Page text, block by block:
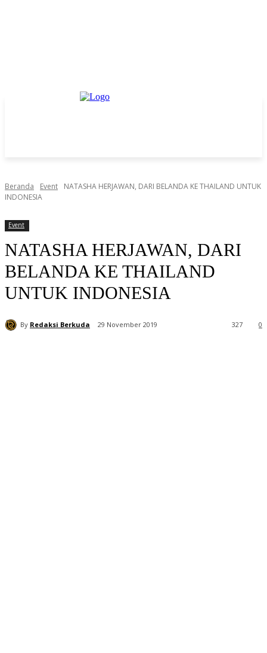
Beranda Event
NATASHA HERJAWAN, DARI BELANDA KE THAILAND UNTUK
INDONESIA
Event
NATASHA HERJAWAN, DARI
BELANDA KE THAILAND
UNTUK INDONESIA
By Redaksi Berkuda 29 November 2019 0
327